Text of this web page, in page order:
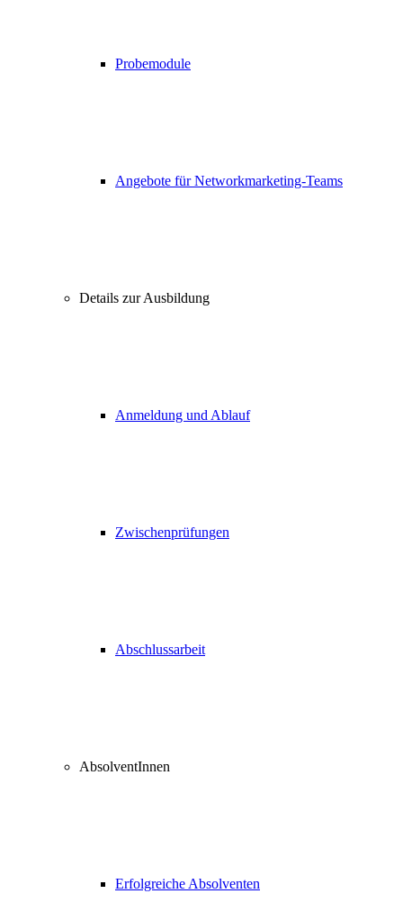
Probemodule
Angebote für Networkmarketing-Teams
Details zur Ausbildung
Anmeldung und Ablauf
Zwischenprüfungen
Abschlussarbeit
AbsolventInnen
Erfolgreiche Absolventen